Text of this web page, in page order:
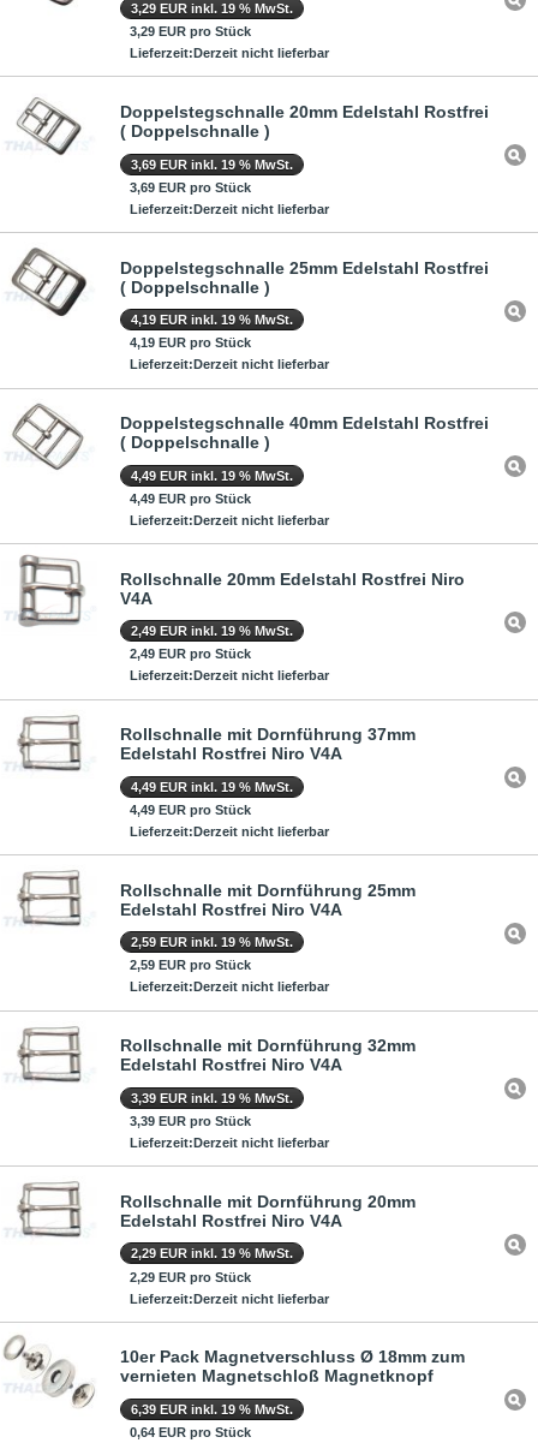
3,29 EUR inkl. 19 % MwSt.
3,29 EUR pro Stück
Lieferzeit:Derzeit nicht lieferbar
Doppelstegschnalle 20mm Edelstahl Rostfrei
( Doppelschnalle )
3,69 EUR inkl. 19 % MwSt.
3,69 EUR pro Stück
Lieferzeit:Derzeit nicht lieferbar
Doppelstegschnalle 25mm Edelstahl Rostfrei
( Doppelschnalle )
4,19 EUR inkl. 19 % MwSt.
4,19 EUR pro Stück
Lieferzeit:Derzeit nicht lieferbar
Doppelstegschnalle 40mm Edelstahl Rostfrei
( Doppelschnalle )
4,49 EUR inkl. 19 % MwSt.
4,49 EUR pro Stück
Lieferzeit:Derzeit nicht lieferbar
Rollschnalle 20mm Edelstahl Rostfrei Niro
V4A
2,49 EUR inkl. 19 % MwSt.
2,49 EUR pro Stück
Lieferzeit:Derzeit nicht lieferbar
Rollschnalle mit Dornführung 37mm
Edelstahl Rostfrei Niro V4A
4,49 EUR inkl. 19 % MwSt.
4,49 EUR pro Stück
Lieferzeit:Derzeit nicht lieferbar
Rollschnalle mit Dornführung 25mm
Edelstahl Rostfrei Niro V4A
2,59 EUR inkl. 19 % MwSt.
2,59 EUR pro Stück
Lieferzeit:Derzeit nicht lieferbar
Rollschnalle mit Dornführung 32mm
Edelstahl Rostfrei Niro V4A
3,39 EUR inkl. 19 % MwSt.
3,39 EUR pro Stück
Lieferzeit:Derzeit nicht lieferbar
Rollschnalle mit Dornführung 20mm
Edelstahl Rostfrei Niro V4A
2,29 EUR inkl. 19 % MwSt.
2,29 EUR pro Stück
Lieferzeit:Derzeit nicht lieferbar
10er Pack Magnetverschluss Ø 18mm zum
vernieten Magnetschloß Magnetknopf
6,39 EUR inkl. 19 % MwSt.
0,64 EUR pro Stück